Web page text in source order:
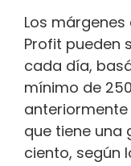
Los
Profit pueden
cada día,
mínimo de
anteriormente
que tiene una
ciento, según